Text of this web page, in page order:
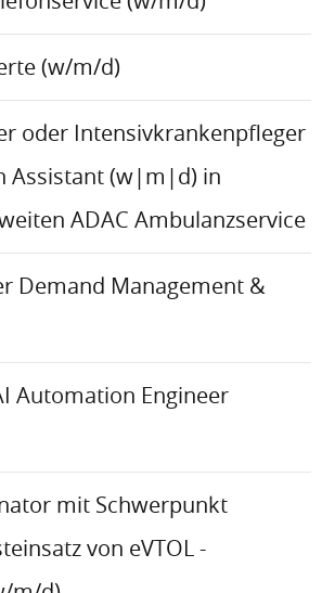
(w/m/d)
oder Intensivkrankenpfleger
Assistant (w|m|d) in
ADAC Ambulanzservice
Demand Management &
Automation Engineer
mit Schwerpunkt
von eVTOL -